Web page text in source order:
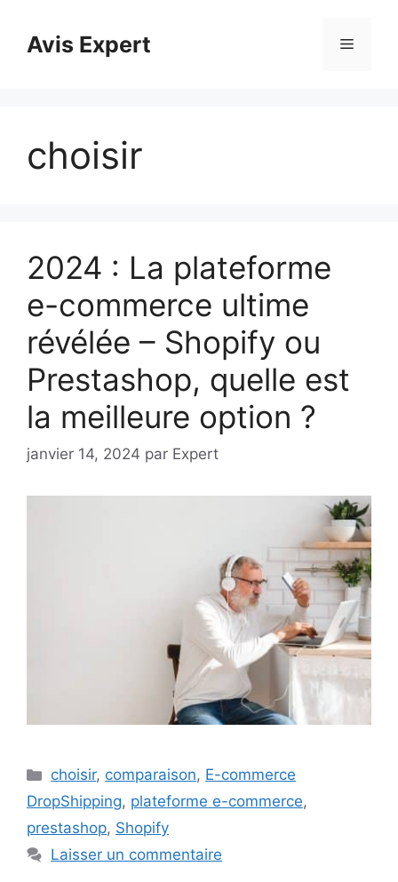
contenuAvis Expert Menu
choisir
2024 : La plateforme
e-commerce ultime
révélée – Shopify ou
Prestashop, quelle est
la meilleure option ?
janvier 14, 2024 par Expert
Catégories
choisir, comparaison, E-commerce
DropShipping, plateforme e-commerce,
prestashop, Shopify
Laisser un commentaire